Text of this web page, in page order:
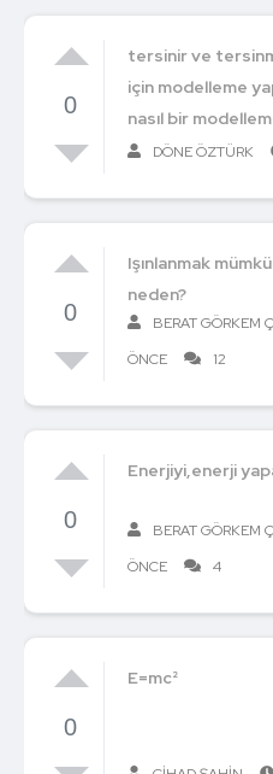
0
tersinir ve
için modelleme
nasıl bir
DÖNE ÖZTÜRK
0
Işınlanmak
neden?
BERAT GÖRKEM
ÖNCE
12
0
Enerjiyi,enerji
BERAT GÖRKEM
ÖNCE
4
0
E=mc²